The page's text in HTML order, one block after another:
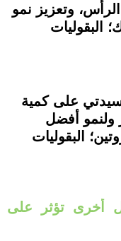
وتعزيز نمو
البقوليات
على كمية
ولنمو أفضل
البقوليات
أخرى تؤثر على